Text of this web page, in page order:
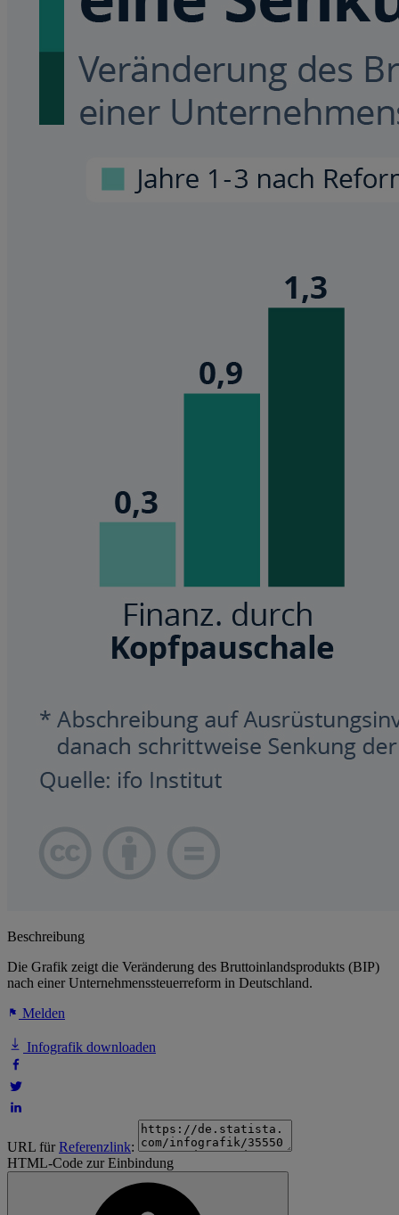
Beschreibung
Die Grafik zeigt die Veränderung des Bruttoinlandsprodukts (BIP)
nach einer Unternehmenssteuerreform in Deutschland.
Melden
Infografik downloaden
URL fürReferenzlink:
HTML-Code zur Einbindung